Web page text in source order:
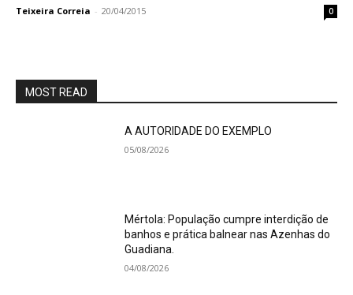
Teixeira Correia - 20/04/2015 0
MOST READ
A AUTORIDADE DO EXEMPLO
05/08/2026
Mértola: População cumpre interdição de
banhos e prática balnear nas Azenhas do
Guadiana.
04/08/2026